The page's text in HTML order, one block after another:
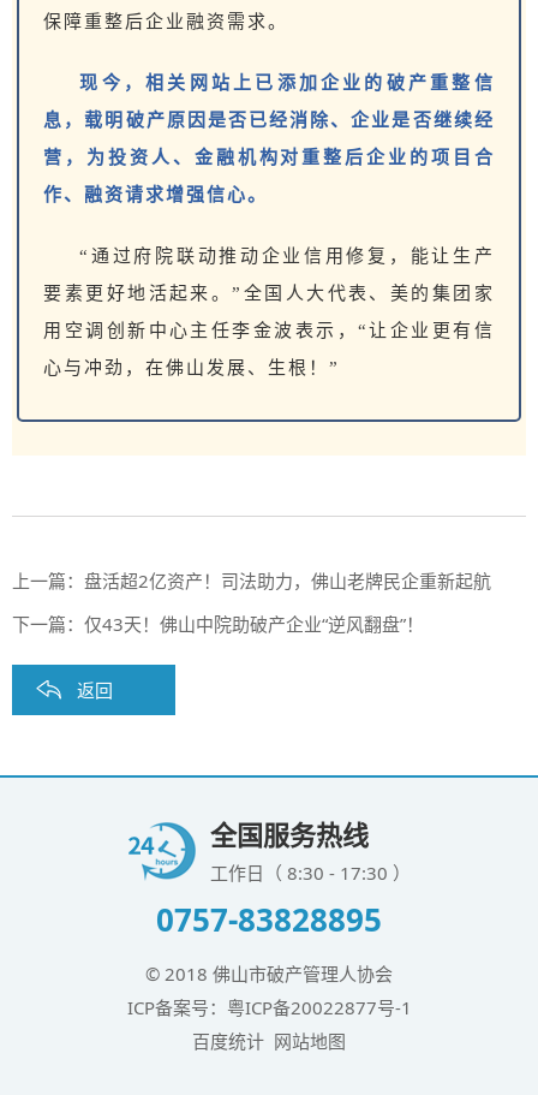
保障重整后企业融资需求。
现今，相关网站上已添加企业的破产重整信
息，载明破产原因是否已经消除、企业是否继续经
营，为投资人、金融机构对重整后企业的项目合
作、融资请求增强信心。
“通过府院联动推动企业信用修复，能让生产
要素更好地活起来。”全国人大代表、美的集团家
用空调创新中心主任李金波表示，“让企业更有信
心与冲劲，在佛山发展、生根！”
上一篇： 盘活超2亿资产！司法助力，佛山老牌民企重新起航
下一篇： 仅43天！佛山中院助破产企业“逆风翻盘”！
返回
全国服务热线
工作日（ 8:30 - 17:30 ）
0757-83828895
© 2018 佛山市破产管理人协会
ICP备案号： 粤ICP备20022877号-1
百度统计 网站地图